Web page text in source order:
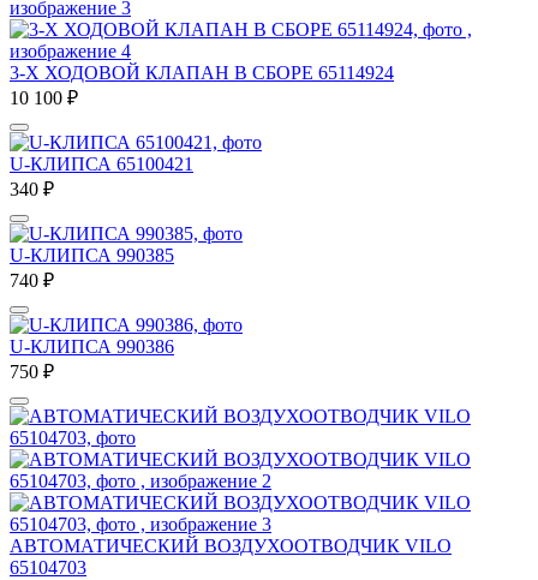
3-Х ХОДОВОЙ КЛАПАН В СБОРЕ 65114924
10 100 ₽
U-КЛИПСА 65100421
340 ₽
U-КЛИПСА 990385
740 ₽
U-КЛИПСА 990386
750 ₽
АВТОМАТИЧЕСКИЙ ВОЗДУХООТВОДЧИК VILO
65104703